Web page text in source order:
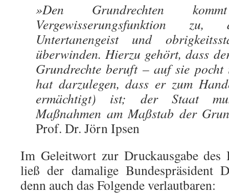
»Den Grundrechten
Vergewisserungsfunktion
Untertanengeist und
überwinden. Hierzu gehört, dass
Grundrechte beruft – auf sie
hat darzulegen, dass er zum
ermächtigt) ist; der Staat
Maßnahmen am Maßstab der
Prof. Dr. Jörn Ipsen
Im Geleitwort zur Druckausgabe des
ließ der damalige Bundespräsident
denn auch das Folgende verlautbaren: